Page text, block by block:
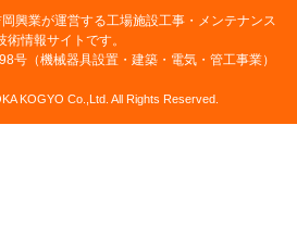
興業が運営する工場施設工事・メンテナンス
術情報サイトです。
号（機械器具設置・建築・電気・管工事業）
KOGYO Co.,Ltd. All Rights Reserved.